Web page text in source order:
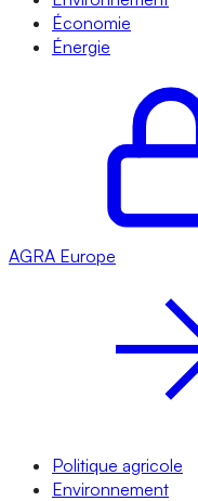
Économie
Énergie
AGRA Europe
Politique agricole
Environnement